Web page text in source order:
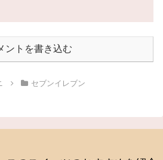
ントを書き込む
セブンイレブン